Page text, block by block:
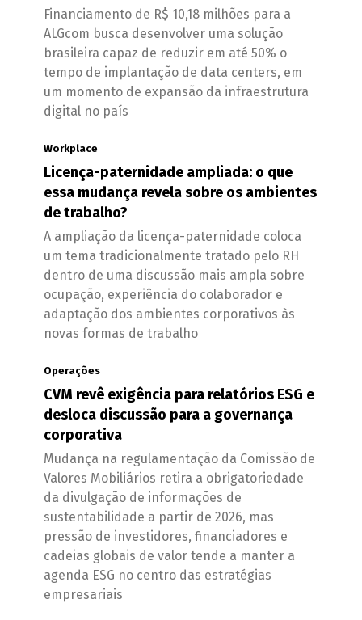
Financiamento de R$ 10,18 milhões para a
ALGcom busca desenvolver uma solução
brasileira capaz de reduzir em até 50% o
tempo de implantação de data centers, em
um momento de expansão da infraestrutura
digital no país
Workplace
Licença-paternidade ampliada: o que
essa mudança revela sobre os ambientes
de trabalho?
A ampliação da licença-paternidade coloca
um tema tradicionalmente tratado pelo RH
dentro de uma discussão mais ampla sobre
ocupação, experiência do colaborador e
adaptação dos ambientes corporativos às
novas formas de trabalho
Operações
CVM revê exigência para relatórios ESG e
desloca discussão para a governança
corporativa
Mudança na regulamentação da Comissão de
Valores Mobiliários retira a obrigatoriedade
da divulgação de informações de
sustentabilidade a partir de 2026, mas
pressão de investidores, financiadores e
cadeias globais de valor tende a manter a
agenda ESG no centro das estratégias
empresariais